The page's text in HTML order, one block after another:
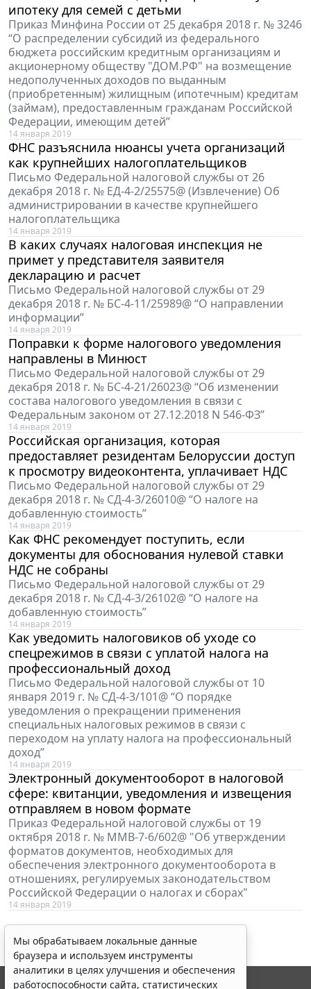
ипотеку для семей с детьми
Приказ Минфина России от 25 декабря 2018 г. № 3246
“О распределении субсидий из федерального
бюджета российским кредитным организациям и
акционерному обществу "ДОМ.РФ" на возмещение
недополученных доходов по выданным
(приобретенным) жилищным (ипотечным) кредитам
(займам), предоставленным гражданам Российской
Федерации, имеющим детей”
14 января 2019
ФНС разъяснила нюансы учета организаций
как крупнейших налогоплательщиков
Письмо Федеральной налоговой службы от 26
декабря 2018 г. № ЕД-4-2/25575@ (Извлечение) Об
администрировании в качестве крупнейшего
налогоплательщика
14 января 2019
В каких случаях налоговая инспекция не
примет у представителя заявителя
декларацию и расчет
Письмо Федеральной налоговой службы от 29
декабря 2018 г. № БС-4-11/25989@ “О направлении
информации”
14 января 2019
Поправки к форме налогового уведомления
направлены в Минюст
Письмо Федеральной налоговой службы от 29
декабря 2018 г. № БС-4-21/26023@ “Об изменении
состава налогового уведомления в связи с
Федеральным законом от 27.12.2018 N 546-ФЗ”
14 января 2019
Российская организация, которая
предоставляет резидентам Белоруссии доступ
к просмотру видеоконтента, уплачивает НДС
Письмо Федеральной налоговой службы от 29
декабря 2018 г. № СД-4-3/26010@ “О налоге на
добавленную стоимость”
14 января 2019
Как ФНС рекомендует поступить, если
документы для обоснования нулевой ставки
НДС не собраны
Письмо Федеральной налоговой службы от 29
декабря 2018 г. № СД-4-3/26102@ “О налоге на
добавленную стоимость”
14 января 2019
Как уведомить налоговиков об уходе со
спецрежимов в связи с уплатой налога на
профессиональный доход
Письмо Федеральной налоговой службы от 10
января 2019 г. № СД-4-3/101@ “О порядке
уведомления о прекращении применения
специальных налоговых режимов в связи с
переходом на уплату налога на профессиональный
доход”
14 января 2019
Электронный документооборот в налоговой
сфере: квитанции, уведомления и извещения
отправляем в новом формате
Приказ Федеральной налоговой службы от 19
октября 2018 г. № ММВ-7-6/602@ "Об утверждении
форматов документов, необходимых для
обеспечения электронного документооборота в
отношениях, регулируемых законодательством
Российской Федерации о налогах и сборах"
14 января 2019
Мы обрабатываем локальные данные
браузера и используем инструменты
аналитики в целях улучшения и обеспечения
работоспособности сайта, статистических